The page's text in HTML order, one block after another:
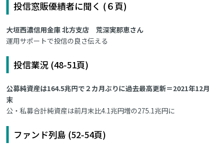
投信窓販優績者に聞く (６頁)
大垣西濃信用金庫 北方支店 荒深実那恵さん
運用サポートで投信の良さ伝える
投信業況 (48-51頁)
公募純資産は164.5兆円で２カ月ぶりに過去最高更新＝2021年12月
末
公・私募合計純資産は前月末比4.1兆円増の275.1兆円に
ファンド列島 (52-54頁)